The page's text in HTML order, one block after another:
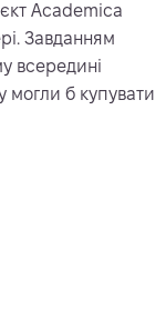
Academica
Завданням
всередині
могли б купувати